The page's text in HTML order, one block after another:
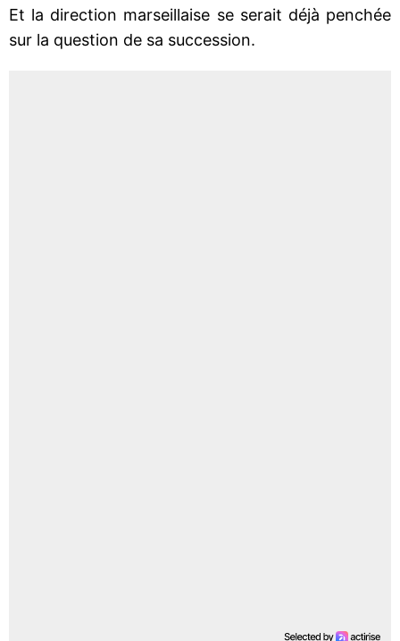
Et la direction marseillaise se serait déjà penchée
sur la question de sa succession.